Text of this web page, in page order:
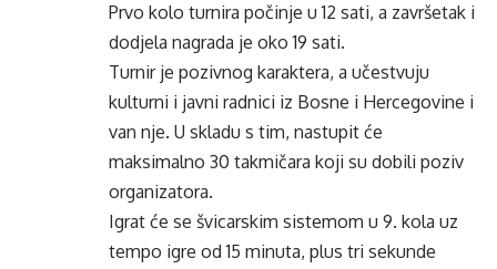
Prvo kolo turnira počinje u 12 sati, a završetak i
dodjela nagrada je oko 19 sati.
Turnir je pozivnog karaktera, a učestvuju
kulturni i javni radnici iz Bosne i Hercegovine i
van nje. U skladu s tim, nastupit će
maksimalno 30 takmičara koji su dobili poziv
organizatora.
Igrat će se švicarskim sistemom u 9. kola uz
tempo igre od 15 minuta, plus tri sekunde